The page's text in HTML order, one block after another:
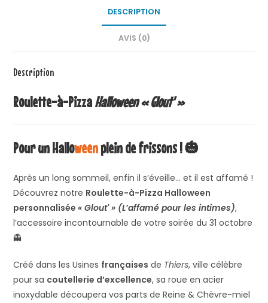
DESCRIPTION
AVIS (0)
Description
Roulette-à-PizzaHalloween « Glout' »
Pour un Halloweenplein de frissons ! 🎃
Après un long sommeil, enfin il s’éveille… et il est affamé !
Découvrez notre Roulette-à-Pizza Halloween
personnalisée« Glout' » (L’affamé pour les intimes),
l’accessoire incontournable de votre soirée du 31 octobre
👻
Créé dans les Usines françaises de Thiers, ville célèbre
pour sa coutellerie d’excellence, sa roue en acier
inoxydable découpera vos parts de Reine & Chèvre-miel